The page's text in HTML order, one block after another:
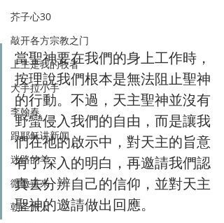
芥子心30
敲开各方宗教之门
上主是我的牧者
大手拉小手
李翰春
跟耶稣讲新闻
迷路的羊
微微道来
朝圣旅人
當聖神要在我們的身上工作時，
按理說我們根本是無法阻止聖神
的行動。不過，天主聖神並沒有
野蠻侵入我們的自由，而是讓我
們在祂的啟示中，對天主的旨意
有了深入的明白，再邀請我們認
真去分辨自己的信仰，並對天主
聖神的邀請做出回應。